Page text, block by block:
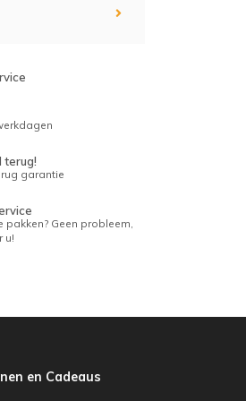
terug!
garantie
pakken? Geen probleem,
u!
en Cadeaus